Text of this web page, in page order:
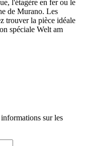
l'étagère en fer ou le
de Murano. Les
trouver la pièce idéale
spéciale Welt am
sur les